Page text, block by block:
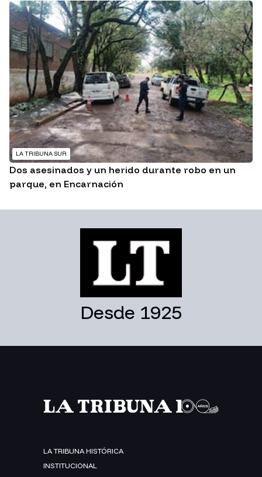
LA TRIBUNA SUR
Dos asesinados y un herido durante robo en un
parque, en Encarnación
Desde 1925
LA TRIBUNA HISTÓRICA
INSTITUCIONAL